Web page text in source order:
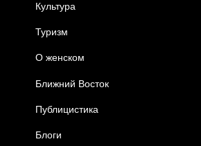
Культура
Туризм
О женском
Ближний Восток
Публицистика
Блоги